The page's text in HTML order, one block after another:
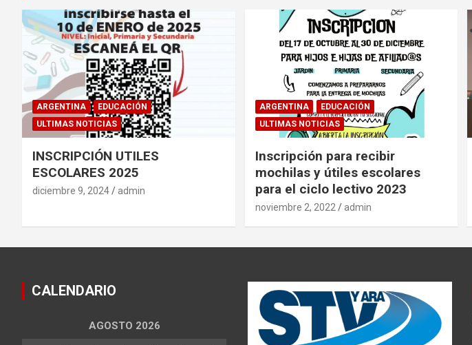
ARGENTINA
EDUCACIÓN
ULTIMAS NOTICIAS
INSCRIPCIÓN UTILES
ESCOLARES 2025
diciembre 9, 2024 admin
ARGENTINA
EDUCACIÓN
ULTIMAS NOTICIAS
Inscripción para recibir
mochilas y útiles escolares
para el ciclo lectivo 2023
noviembre 2, 2022 admin
CALENDARIO
AGOSTO 2026